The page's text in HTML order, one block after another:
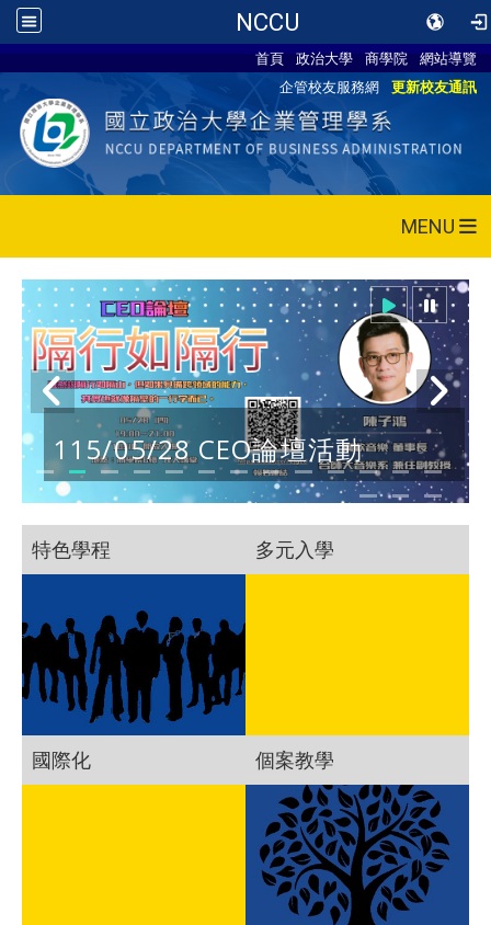
NCCU
首頁 政治大學 商學院
網站導覽
企管校友服務網
更新校友通訊
MENU
115/05/28 CEO論壇活動
特色學程 多元入學
國際化 個案教學